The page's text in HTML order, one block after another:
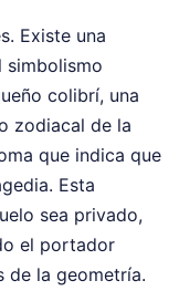
Existe una
simbolismo
colibrí, una
zodiacal de la
que indica que
Esta
sea privado,
el portador
de la geometría.